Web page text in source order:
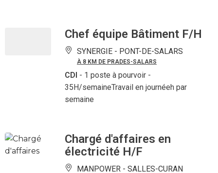
Chef équipe Bâtiment F/H
SYNERGIE - PONT-DE-SALARS
À 8 KM DE PRADES-SALARS
CDI - 1 poste à pourvoir -
35H/semaineTravail en journéeh par
semaine
Chargé d'affaires en
électricité H/F
MANPOWER - SALLES-CURAN